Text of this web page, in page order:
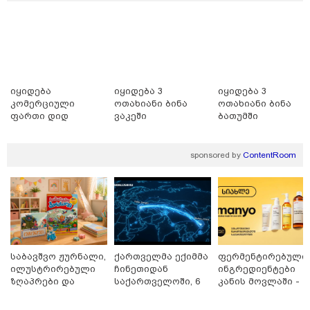
ამსხევლი კადრები ინტერნეტში
ვირუსულად გავრცელდა (ნიუ-
ჯერსი)
89 წლის შემდეგ, მფრინავი
თვითმფრინავის ძებნა კვლავ
განახლდა
თბილისი - ანტალია 823.70
იყიდება
კომერციული
ფართი დიდ
იყიდება 3
ოთახიანი ბინა
ვაკეში
იყიდება 3
ოთახიანი ბინა
ბათუმში
sponsored by ContentRoom
საბავშვო ჟურნალი,
ილუსტრირებული
ზღაპრები და
ქართველმა ექიმმა
ჩინეთიდან
საქართველოში, 6
ფერმენტირებული
ინგრედიენტები
კანის მოვლაში -